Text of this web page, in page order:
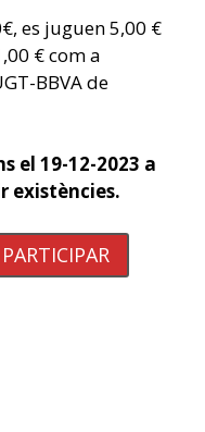
es juguen 5,00 €
€ com a
BBVA de
el 19-12-2023 a
existències.